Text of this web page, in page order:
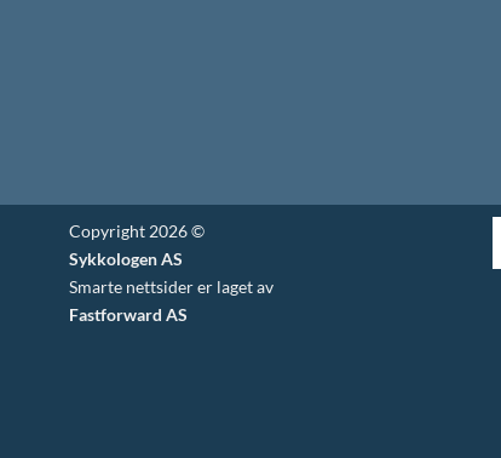
Copyright 2026 ©
Sykkologen AS
Smarte nettsider er laget av
Fastforward AS